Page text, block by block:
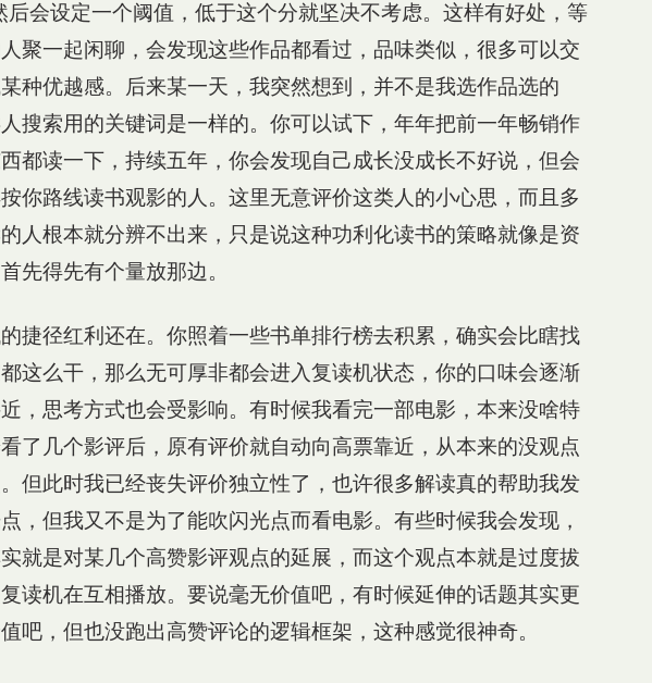
会设定一个阈值，低于这个分就坚决不考虑。这样有好处，等
聚一起闲聊，会发现这些作品都看过，品味类似，很多可以交
种优越感。后来某一天，我突然想到，并不是我选作品选的
搜索用的关键词是一样的。你可以试下，年年把前一年畅销作
都读一下，持续五年，你会发现自己成长没成长不好说，但会
你路线读书观影的人。这里无意评价这类人的小心思，而且多
人根本就分辨不出来，只是说这种功利化读书的策略就像是资
先得先有个量放那边。
捷径红利还在。你照着一些书单排行榜去积累，确实会比瞎找
这么干，那么无可厚非都会进入复读机状态，你的口味会逐渐
，思考方式也会受影响。有时候我看完一部电影，本来没啥特
了几个影评后，原有评价就自动向高票靠近，从本来的没观点
但此时我已经丧失评价独立性了，也许很多解读真的帮助我发
，但我又不是为了能吹闪光点而看电影。有些时候我会发现，
就是对某几个高赞影评观点的延展，而这个观点本就是过度拔
读机在互相播放。要说毫无价值吧，有时候延伸的话题其实更
吧，但也没跑出高赞评论的逻辑框架，这种感觉很神奇。